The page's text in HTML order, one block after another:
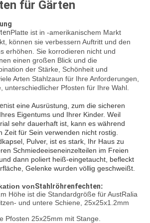
für Gärten
Platte ist in -amerikanischem Markt
können sie verbessern Auftritt und den
erhöhen. Sie korrodieren nicht und
einen großen Blick und die
der Stärke, Schönheit und
Arten Stahlzaun für Ihre Anforderungen,
unterschiedlicher Pfosten für Ihre Wahl.
ist eine Ausrüstung, zum die sicheren
Eigentums und Ihrer Kinder. Weil
sehr dauerhaft ist, kann es während
Zeit für Sein verwenden nicht rostig.
Pulver, ist es stark, Ihr Haus zu
Schmiedeeiseneinzelteilen im Freien
dann poliert heiß-eingetaucht, befleckt
Gelenke wurden völlig geschweißt.
vonStahlröhrenfechten:
Höhe ist die Standardgröße für AustRalia
und untere Schiene, 25x25x1.2mm
Pfosten 25x25mm mit Stange.